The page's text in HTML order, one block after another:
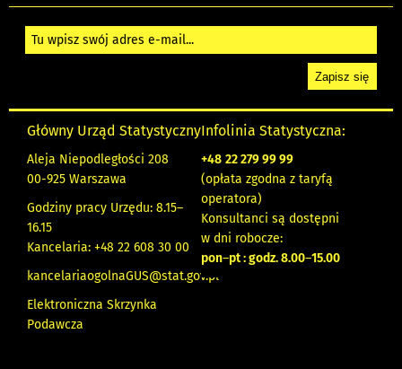
Główny Urząd Statystyczny
Aleja Niepodległości 208
00-925 Warszawa
Godziny pracy Urzędu: 8.15–
16.15
Kancelaria: +48 22 608 30 00
kancelariaogolnaGUS@stat.gov.pl
Elektroniczna Skrzynka
Podawcza
Infolinia Statystyczna:
+48 22 279 99 99
(opłata zgodna z taryfą
operatora)
Konsultanci są dostępni
w dni robocze:
pon–pt : godz. 8.00–15.00